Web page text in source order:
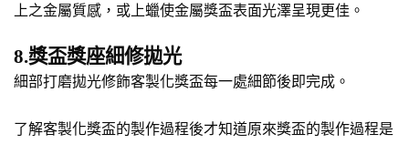
上之金屬質感，或上蠟使金屬獎盃表面光澤呈現更佳。
8.獎盃獎座細修拋光
細部打磨拋光修飾客製化獎盃每一處細節後即完成。
了解客製化獎盃的製作過程後才知道原來獎盃的製作過程是